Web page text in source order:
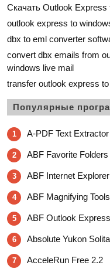
Скачать Outlook Express
outlook express to
dbx to eml converter
convert dbx emails from
windows live mail
transfer outlook express
Популярные
1 A-PDF Text
2 ABF Favorite Folders
3 ABF Internet
4 ABF Magnifying
5 ABF Outlook
6 Absolute Yukon
7 AcceleRun Free 2.2